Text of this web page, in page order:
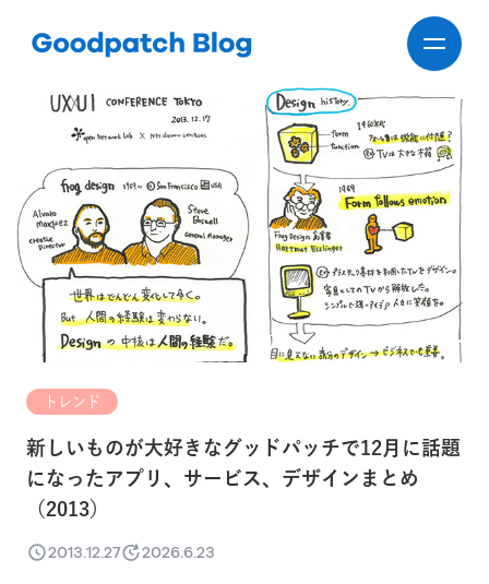
トレンド
新しいものが大好きなグッドパッチで12月に話題
になったアプリ、サービス、デザインまとめ
（2013）
2013.12.27 2026.6.23